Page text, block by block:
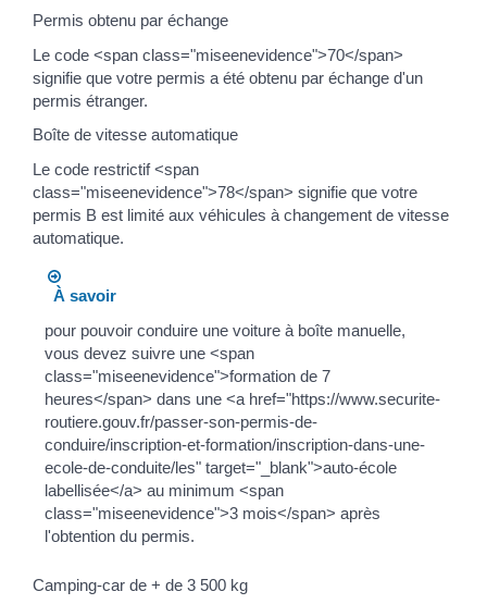
Permis obtenu par échange
Le code <span class="miseenevidence">70</span>
signifie que votre permis a été obtenu par échange d'un
permis étranger.
Boîte de vitesse automatique
Le code restrictif <span
class="miseenevidence">78</span> signifie que votre
permis B est limité aux véhicules à changement de vitesse
automatique.
À savoir
pour pouvoir conduire une voiture à boîte manuelle,
vous devez suivre une <span
class="miseenevidence">formation de 7
heures</span> dans une <a href="https://www.securite-
routiere.gouv.fr/passer-son-permis-de-
conduire/inscription-et-formation/inscription-dans-une-
ecole-de-conduite/les" target="_blank">auto-école
labellisée</a> au minimum <span
class="miseenevidence">3 mois</span> après
l'obtention du permis.
Camping-car de + de 3 500 kg